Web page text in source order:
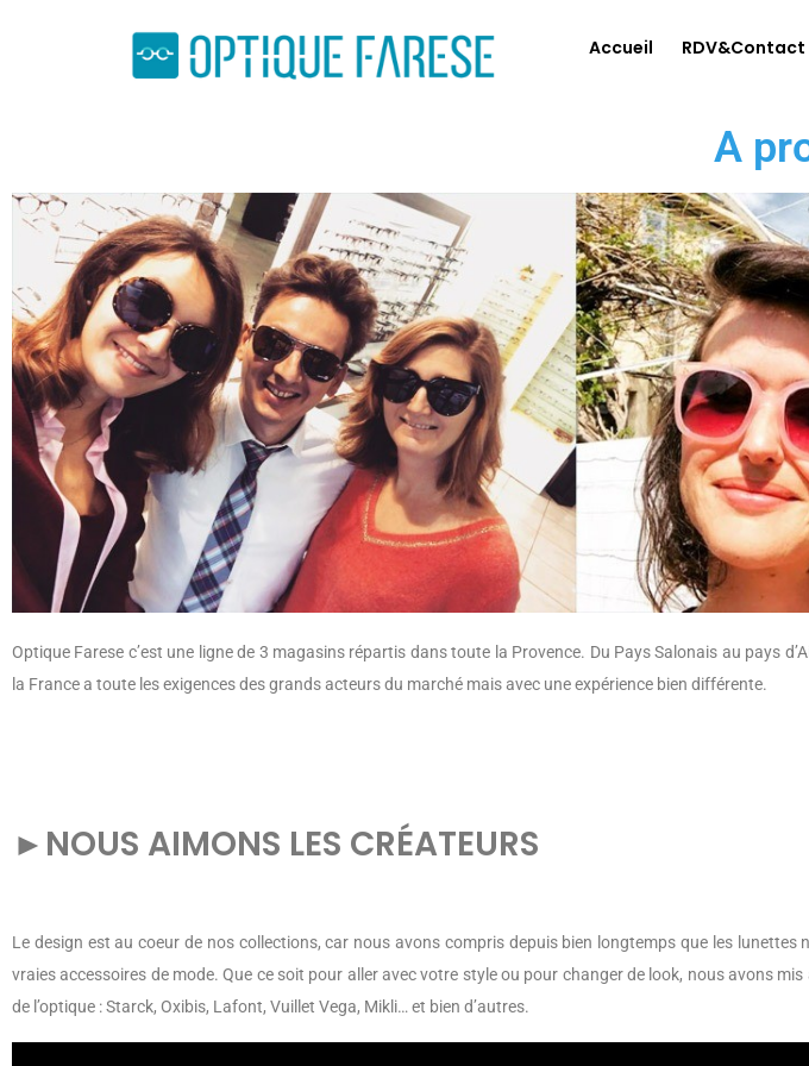
Accueil RDV&Contact
A
Optique Farese c’est une ligne de 3 magasins répartis dans toute la Provence. Du Pays Salonais au pays
la France a toute les exigences des grands acteurs du marché mais avec une expérience bien différente.
► NOUS AIMONS LES CRÉATEURS
Le design est au coeur de nos collections, car nous avons compris depuis bien longtemps que les
vraies accessoires de mode. Que ce soit pour aller avec votre style ou pour changer de look, nous avons
de l’optique : Starck, Oxibis, Lafont, Vuillet Vega, Mikli… et bien d’autres.